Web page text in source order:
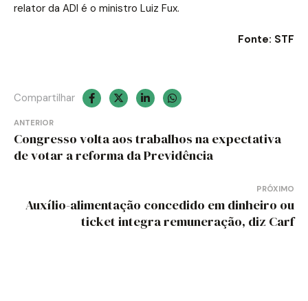
relator da ADI é o ministro Luiz Fux.
Fonte: STF
Compartilhar
Navegação
de
ANTERIOR
Congresso volta aos trabalhos na expectativa
de votar a reforma da Previdência
PRÓXIMO
Auxílio-alimentação concedido em dinheiro ou
ticket integra remuneração, diz Carf